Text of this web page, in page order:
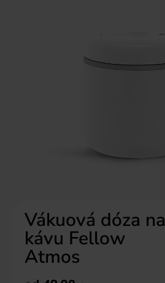
Vákuová dóza na
kávu Fellow
Atmos